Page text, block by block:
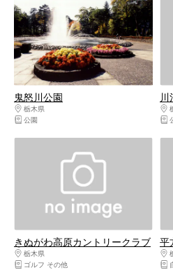
鬼怒川公園
栃木県
日光・霧降高原・奥日光・中禅寺湖・
公園
川
きぬがわ高原カントリークラブ
栃木県
日光・霧降高原・奥日光・中禅寺湖・
ゴルフ その他
平